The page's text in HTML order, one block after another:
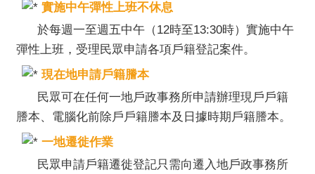
實施中午彈性上班不休息
於每週一至週五中午（12時至13:30時）實施中午
彈性上班，受理民眾申請各項戶籍登記案件。
現在地申請戶籍謄本
民眾可在任何一地戶政事務所申請辦理現戶戶籍
謄本、電腦化前除戶戶籍謄本及日據時期戶籍謄本。
一地遷徙作業
民眾申請戶籍遷徙登記只需向遷入地戶政事務所